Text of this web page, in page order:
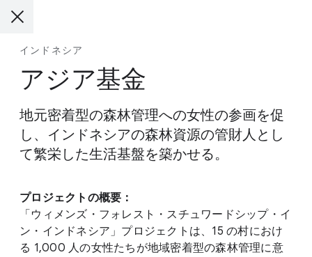
インドネシア
アジア基金
地元密着型の森林管理への女性の参画を促
し、インドネシアの森林資源の管財人とし
て繁栄した生活基盤を築かせる。
プロジェクトの概要：
「ウィメンズ・フォレスト・スチュワードシップ・イ
ン・インドネシア」プロジェクトは、15 の村におけ
る 1,000 人の女性たちが地域密着型の森林管理に意